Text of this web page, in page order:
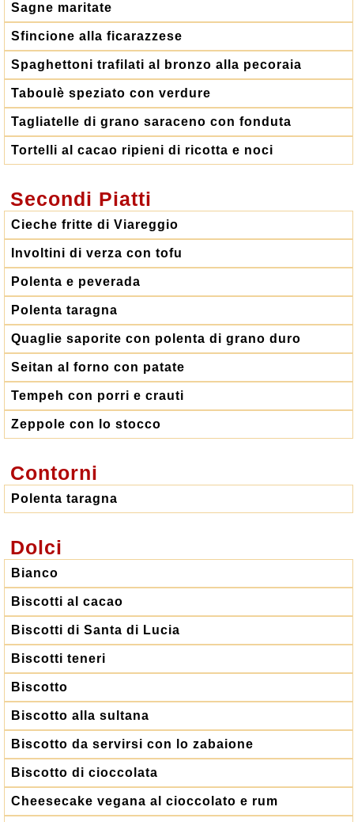
Sagne maritate
Sfincione alla ficarazzese
Spaghettoni trafilati al bronzo alla pecoraia
Taboulè speziato con verdure
Tagliatelle di grano saraceno con fonduta
Tortelli al cacao ripieni di ricotta e noci
Secondi Piatti
Cieche fritte di Viareggio
Involtini di verza con tofu
Polenta e peverada
Polenta taragna
Quaglie saporite con polenta di grano duro
Seitan al forno con patate
Tempeh con porri e crauti
Zeppole con lo stocco
Contorni
Polenta taragna
Dolci
Bianco
Biscotti al cacao
Biscotti di Santa di Lucia
Biscotti teneri
Biscotto
Biscotto alla sultana
Biscotto da servirsi con lo zabaione
Biscotto di cioccolata
Cheesecake vegana al cioccolato e rum